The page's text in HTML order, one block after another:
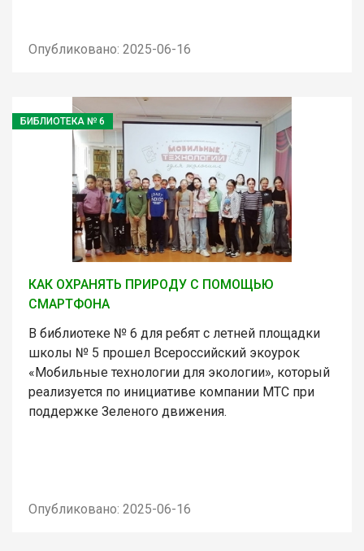
Опубликовано: 2025-06-16
БИБЛИОТЕКА № 6
КАК ОХРАНЯТЬ ПРИРОДУ С ПОМОЩЬЮ
СМАРТФОНА
В библиотеке № 6 для ребят с летней площадки
школы № 5 прошел Всероссийский экоурок
«Мобильные технологии для экологии», который
реализуется по инициативе компании МТС при
поддержке Зеленого движения.
Опубликовано: 2025-06-16